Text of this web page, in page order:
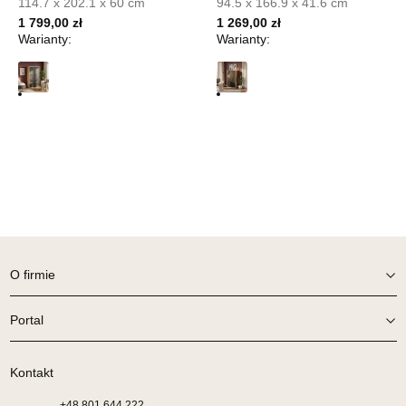
UL.PIONIERÓW 44
66-600 KROSNO ODRZAŃSKIE
Adres e-mail:
meblostyl01@op.pl
Godziny otwarcia
SALON MEBLOWY ORION
Nr tel.
Adres e-mail:orion@wphw.pl
Godziny otwarcia
1 799,00 zł
Warianty:
1 269,00 zł
Warianty:
O firmie
Portal
Kontakt